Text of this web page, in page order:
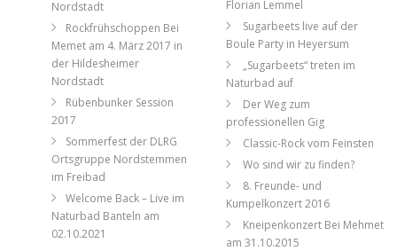
Nordstadt
Rockfrühschoppen Bei
Memet am 4. März 2017 in
der Hildesheimer
Nordstadt
Rübenbunker Session
2017
Sommerfest der DLRG
Ortsgruppe Nordstemmen
im Freibad
Welcome Back – Live im
Naturbad Banteln am
02.10.2021
Florian Lemmel
Sugarbeets live auf der
Boule Party in Heyersum
„Sugarbeets“ treten im
Naturbad auf
Der Weg zum
professionellen Gig
Classic-Rock vom Feinsten
Wo sind wir zu finden?
8. Freunde- und
Kumpelkonzert 2016
Kneipenkonzert Bei Mehmet
am 31.10.2015